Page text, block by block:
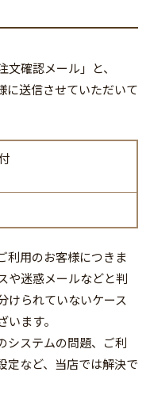
確認メール」と、
に送信させていただいて
利用のお客様につきま
や迷惑メールなどと判
けられていないケース
ます。
システムの問題、ご利
定など、当店では解決で